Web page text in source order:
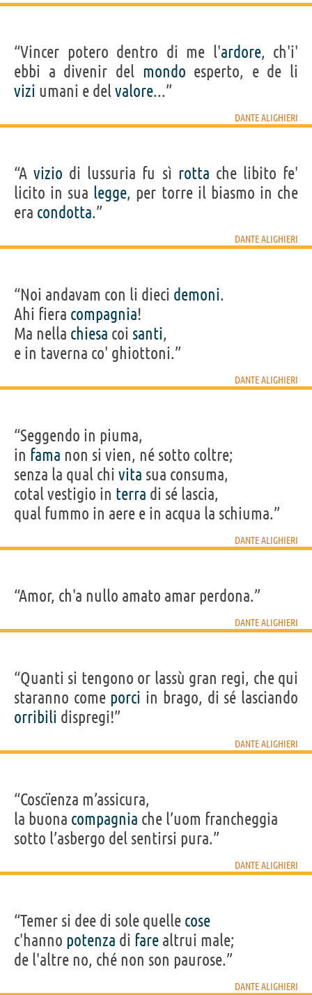
“Vincer potero dentro di me l'ardore, ch'i'
ebbi a divenir del mondo esperto, e de li
vizi umani e delvalore...”
DANTE ALIGHIERI
“Avizio di lussuria fu sì rotta che libito fe'
licito in sua legge, per torre il biasmo in che
era condotta.”
DANTE ALIGHIERI
“Noi andavam con li dieci demoni.
Ahi fiera compagnia!
Ma nella chiesa coi santi,
e in taverna co' ghiottoni.”
DANTE ALIGHIERI
“Seggendo in piuma,
in fama non si vien, né sotto coltre;
senza la qual chi vita sua consuma,
cotal vestigio in terra di sé lascia,
qual fummo in aere e in acqua la schiuma.”
DANTE ALIGHIERI
“Amor, ch'a nullo amato amar perdona.”
DANTE ALIGHIERI
“Quanti si tengono or lassù gran regi, che qui
staranno come porci in brago, di sé lasciando
orribili dispregi!”
DANTE ALIGHIERI
“Coscïenza m’assicura,
la buona compagnia che l’uom francheggia
sotto l’asbergo del sentirsi pura.”
DANTE ALIGHIERI
“Temer si dee di sole quelle cose
c'hanno potenza di fare altrui male;
de l'altre no, ché non son paurose.”
DANTE ALIGHIERI